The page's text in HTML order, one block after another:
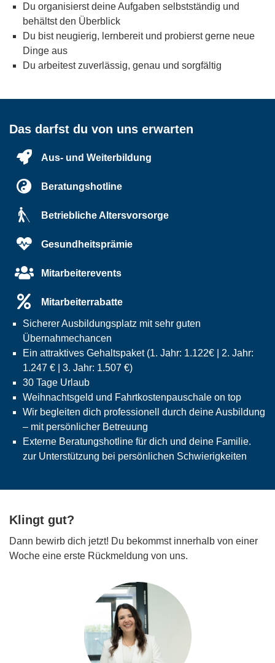
Du organisierst deine Aufgaben selbstständig und
behältst den Überblick
Du bist neugierig, lernbereit und probierst gerne neue
Dinge aus
Du arbeitest zuverlässig, genau und sorgfältig
Das darfst du von uns erwarten
Aus- und Weiterbildung
Beratungshotline
Betriebliche Altersvorsorge
Gesundheitsprämie
Mitarbeiterevents
Mitarbeiterrabatte
Sicherer Ausbildungsplatz mit sehr guten
Übernahmechancen
Ein attraktives Gehaltspaket (1. Jahr: 1.122€ | 2. Jahr:
1.247 € | 3. Jahr: 1.507 €)
30 Tage Urlaub
Weihnachtsgeld und Fahrtkostenpauschale on top
Wir begleiten dich professionell durch deine Ausbildung
– mit persönlicher Betreuung
Externe Beratungshotline für dich und deine Familie.
zur Unterstützung bei persönlichen Schwierigkeiten
Klingt gut?
Dann bewirb dich jetzt! Du bekommst innerhalb von einer
Woche eine erste Rückmeldung von uns.